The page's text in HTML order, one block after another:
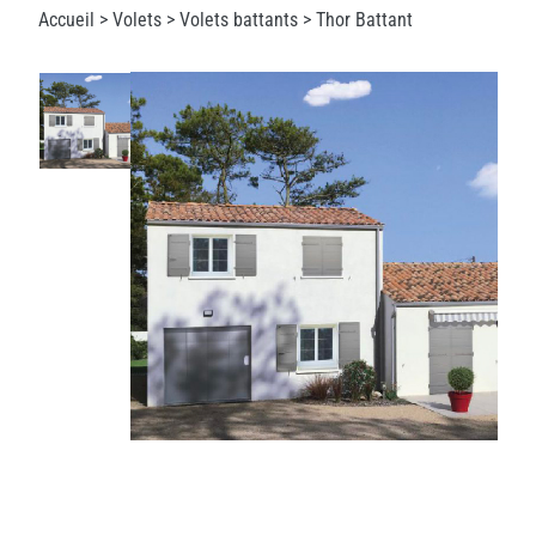
Accueil > Volets > Volets battants > Thor Battant